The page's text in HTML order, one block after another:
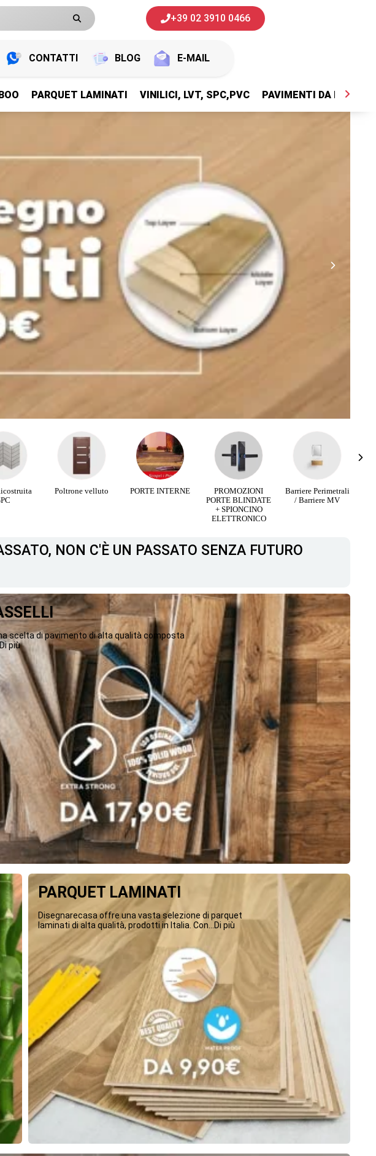
+39 02 3910 0466
CONTATTI BLOG E-MAIL
PARQUET LAMINATI VINILICI, LVT, SPC,PVC PAVIMENTI DA ESTERNI
velluto PORTE INTERNE
PROMOZIONI
Barriere Perimetrali
/ Barriere MV
Infissi Aluminio e
Legno
NON C'È UN PASSATO SENZA FUTURO
scelta di pavimento di alta qualità composta
più
PARQUET LAMINATI
Disegnarecasa offre una vasta selezione di parquet
laminati di alta qualità, prodotti in Italia. Con...Di più